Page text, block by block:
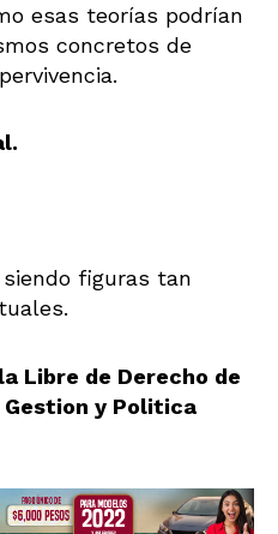
esas teorías podrían
concretos de
figuras tan
Libre de Derecho de
y Politica